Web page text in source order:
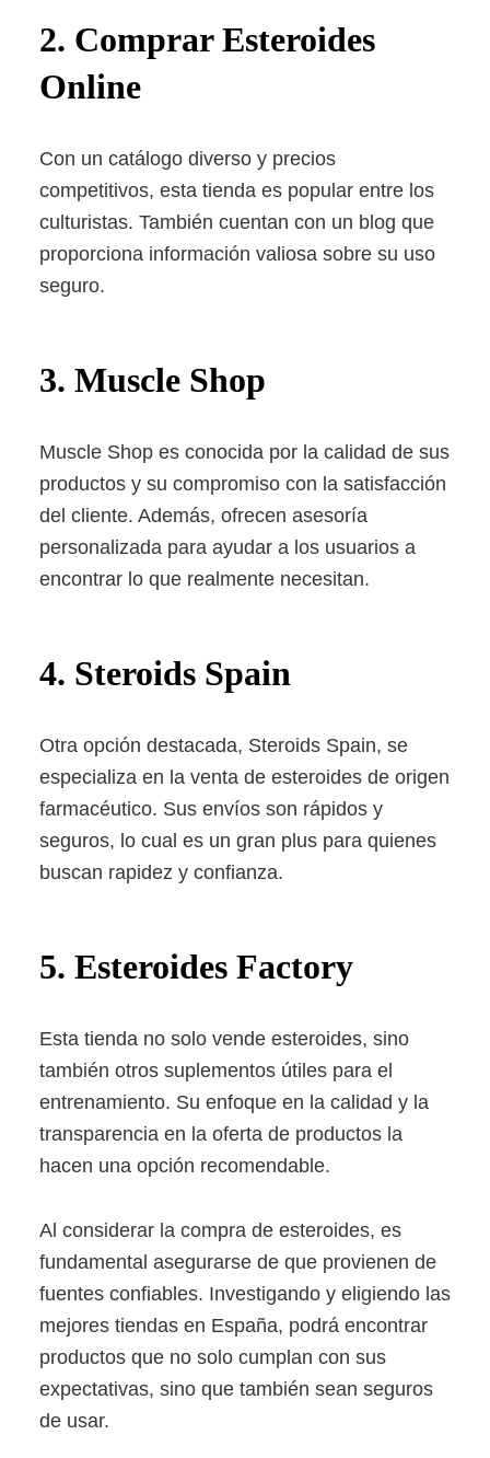
2. Comprar Esteroides
Online
Con un catálogo diverso y precios
competitivos, esta tienda es popular entre los
culturistas. También cuentan con un blog que
proporciona información valiosa sobre su uso
seguro.
3. Muscle Shop
Muscle Shop es conocida por la calidad de sus
productos y su compromiso con la satisfacción
del cliente. Además, ofrecen asesoría
personalizada para ayudar a los usuarios a
encontrar lo que realmente necesitan.
4. Steroids Spain
Otra opción destacada, Steroids Spain, se
especializa en la venta de esteroides de origen
farmacéutico. Sus envíos son rápidos y
seguros, lo cual es un gran plus para quienes
buscan rapidez y confianza.
5. Esteroides Factory
Esta tienda no solo vende esteroides, sino
también otros suplementos útiles para el
entrenamiento. Su enfoque en la calidad y la
transparencia en la oferta de productos la
hacen una opción recomendable.
Al considerar la compra de esteroides, es
fundamental asegurarse de que provienen de
fuentes confiables. Investigando y eligiendo las
mejores tiendas en España, podrá encontrar
productos que no solo cumplan con sus
expectativas, sino que también sean seguros
de usar.